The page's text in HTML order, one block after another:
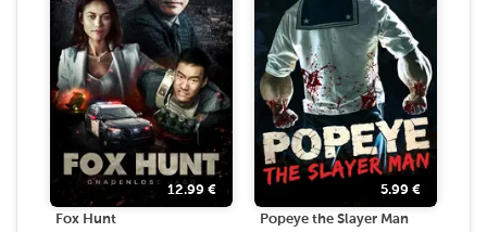
12.99 €
Fox Hunt
5.99 €
Popeye the Slayer Man